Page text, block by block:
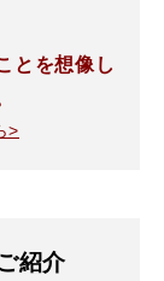
とを想像し
>
紹介